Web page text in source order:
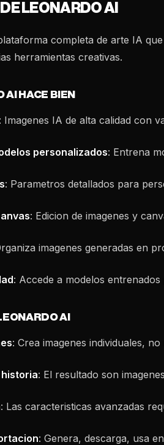
LEONARDO AI
completa de arte IA
herramientas creativas.
AI HACE BIEN
: Imagenes IA de alta calidad con
personalizados: Entrena
: Parametros detallados para
: Edicion de imagenes y
imagenes generadas en
: Accede a modelos
AI
: Crea imagenes individuales,
: El resultado son
: Las caracteristicas avanzadas
: Genera, descarga, usa